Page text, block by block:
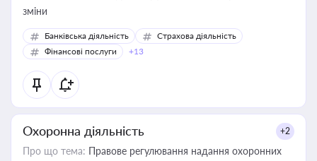
зміни
Банківська діяльність
Страхова діяльність
Фінансові послуги
+13
Охоронна діяльність +2
Про що тема: Правове регулювання надання охоронних